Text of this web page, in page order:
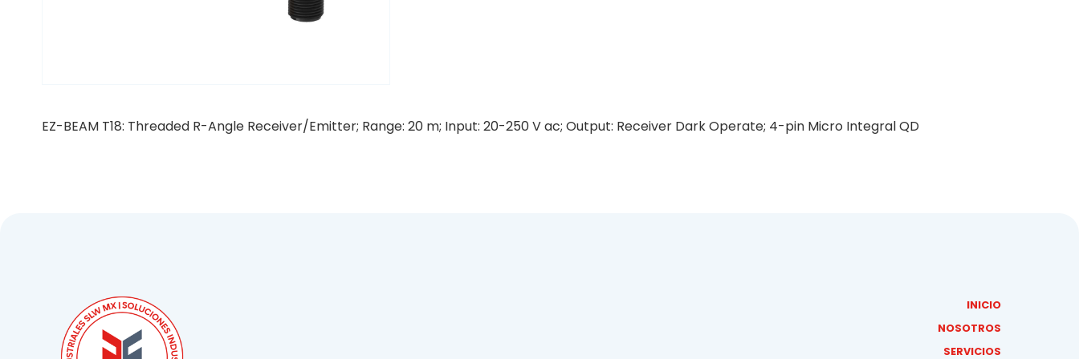
EZ-BEAM T18: Threaded R-Angle Receiver/Emitter; Range: 20 m; Input: 20-250 V ac; Output: Receiver Dark Operate; 4-pin Micro Integral QD
INICIO
NOSOTROS
SERVICIOS